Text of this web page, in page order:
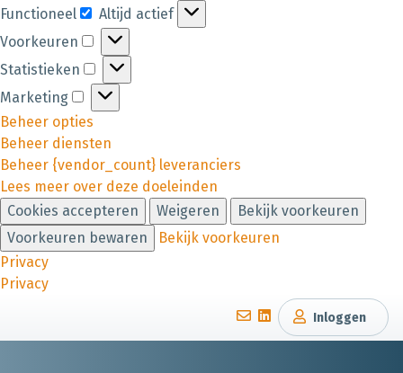
Functioneel
Altijd actief
Voorkeuren
Statistieken
Marketing
Beheer opties
Beheer diensten
Beheer {vendor_count} leveranciers
Lees meer over deze doeleinden
Cookies accepteren
Weigeren
Bekijk voorkeuren
Voorkeuren bewaren
Bekijk voorkeuren
Privacy
Privacy
Inloggen